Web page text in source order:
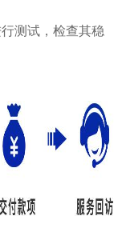
测试，检查其稳